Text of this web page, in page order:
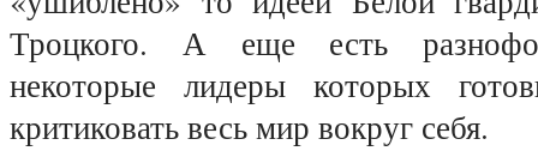
Троцкого. А еще есть
некоторые лидеры которых
критиковать весь мир вокруг себя.